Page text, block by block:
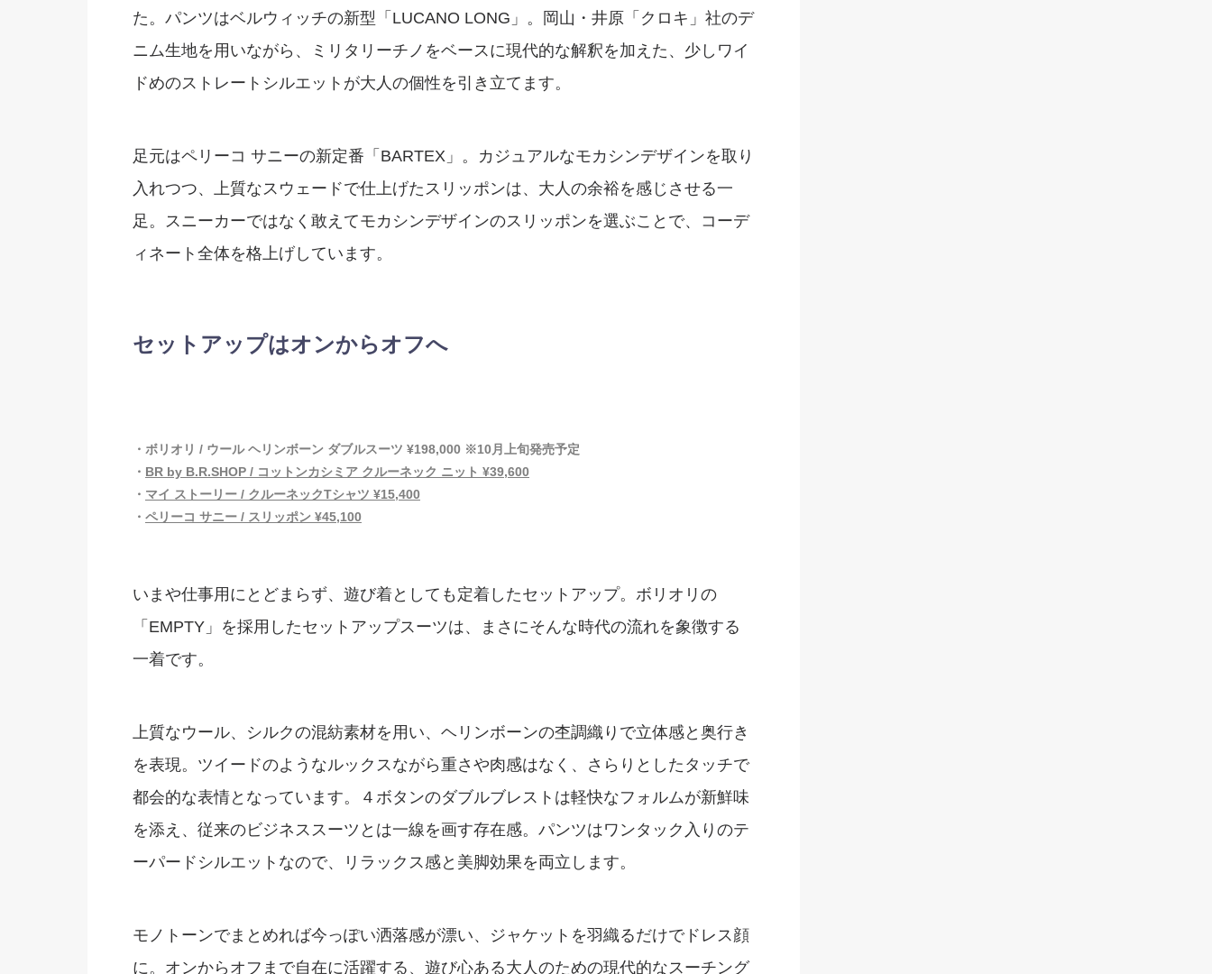
た。パンツはベルウィッチの新型「LUCANO LONG」。岡山・井原「クロキ」社のデ
ニム生地を用いながら、ミリタリーチノをベースに現代的な解釈を加えた、少しワイ
ドめのストレートシルエットが大人の個性を引き立てます。
足元はペリーコ サニーの新定番「BARTEX」。カジュアルなモカシンデザインを取り
入れつつ、上質なスウェードで仕上げたスリッポンは、大人の余裕を感じさせる一
足。スニーカーではなく敢えてモカシンデザインのスリッポンを選ぶことで、コーデ
ィネート全体を格上げしています。
セットアップはオンからオフへ
・ボリオリ / ウール ヘリンボーン ダブルスーツ ¥198,000 ※10月上旬発売予定
・ BR by B.R.SHOP / コットンカシミア クルーネック ニット ¥39,600
・ マイ ストーリー / クルーネックTシャツ ¥15,400
・ ペリーコ サニー / スリッポン ¥45,100
いまや仕事用にとどまらず、遊び着としても定着したセットアップ。ボリオリの
「EMPTY」を採用したセットアップスーツは、まさにそんな時代の流れを象徴する
一着です。
上質なウール、シルクの混紡素材を用い、ヘリンボーンの杢調織りで立体感と奥行き
を表現。ツイードのようなルックスながら重さや肉感はなく、さらりとしたタッチで
都会的な表情となっています。４ボタンのダブルブレストは軽快なフォルムが新鮮味
を添え、従来のビジネススーツとは一線を画す存在感。パンツはワンタック入りのテ
ーパードシルエットなので、リラックス感と美脚効果を両立します。
モノトーンでまとめれば今っぽい洒落感が漂い、ジャケットを羽織るだけでドレス顔
に。オンからオフまで自在に活躍する、遊び心ある大人のための現代的なスーチング